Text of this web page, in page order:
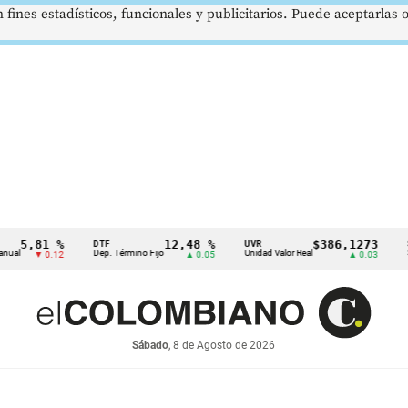
%
0.12
DTF
Dep. Término Fijo
12,48 %
▲ 0.05
UVR
Unidad Valor Real
$386,1273
▲ 0.03
SMMLV
Salario
Sábado, 8 de Agosto de 2026
estadísticos, funcionales y publicitarios. Puede aceptarlas